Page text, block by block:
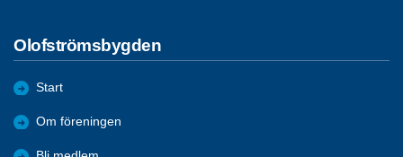
Olofströmsbygden
Start
Om föreningen